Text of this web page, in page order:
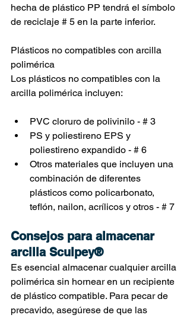
hecha de plástico PP tendrá el símbolo
de reciclaje # 5 en la parte inferior.
Plásticos no compatibles con arcilla
polimérica
Los plásticos no compatibles con la
arcilla polimérica incluyen:
PVC cloruro de polivinilo - # 3
PS y poliestireno EPS y
poliestireno expandido - # 6
Otros materiales que incluyen una
combinación de diferentes
plásticos como policarbonato,
teflón, nailon, acrílicos y otros - # 7
Consejos para almacenar
arcilla Sculpey®
Es esencial almacenar cualquier arcilla
polimérica sin hornear en un recipiente
de plástico compatible. Para pecar de
precavido, asegúrese de que las